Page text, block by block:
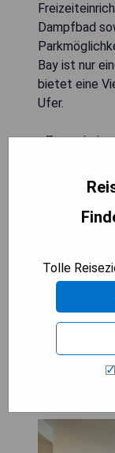
Dampfbad
Bay ist nur
bietet eine
Ufer.
- Zentrale
Ausblicken
-
-
Tolle